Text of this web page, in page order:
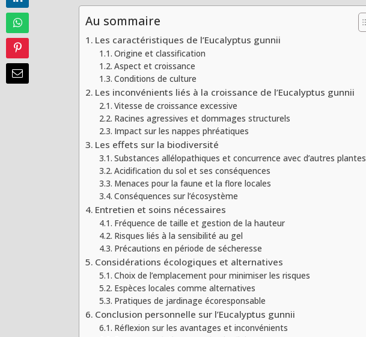
Au sommaire
Les caractéristiques de l’Eucalyptus gunnii
Origine et classification
Aspect et croissance
Conditions de culture
Les inconvénients liés à la croissance de l’Eucalyptus gunnii
Vitesse de croissance excessive
Racines agressives et dommages structurels
Impact sur les nappes phréatiques
Les effets sur la biodiversité
Substances allélopathiques et concurrence avec d’autres plantes
Acidification du sol et ses conséquences
Menaces pour la faune et la flore locales
Conséquences sur l’écosystème
Entretien et soins nécessaires
Fréquence de taille et gestion de la hauteur
Risques liés à la sensibilité au gel
Précautions en période de sécheresse
Considérations écologiques et alternatives
Choix de l’emplacement pour minimiser les risques
Espèces locales comme alternatives
Pratiques de jardinage écoresponsable
Conclusion personnelle sur l’Eucalyptus gunnii
Réflexion sur les avantages et inconvénients